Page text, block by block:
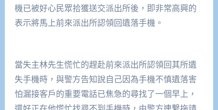
機已被好心民眾拾獲送交派出所後，即非常高興的
表示將馬上前來派出所認領回遺落手機。
當失主林先生慌忙的趕赴前來派出所認領回其所遺
失手機時，與警方告知說自己因為手機不慎遺落害
怕漏接客戶的重要電話已焦急的尋找了一個早上，